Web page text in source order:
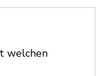
welchen